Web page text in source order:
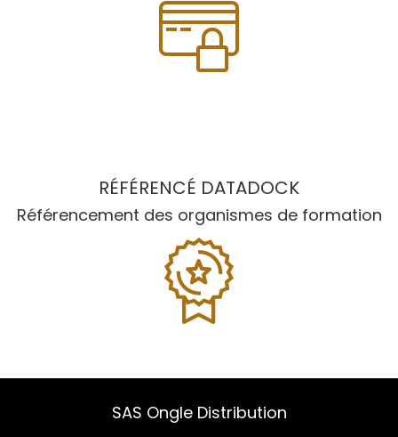
RÉFÉRENCÉ DATADOCK
Référencement des organismes de formation
SAS Ongle Distribution